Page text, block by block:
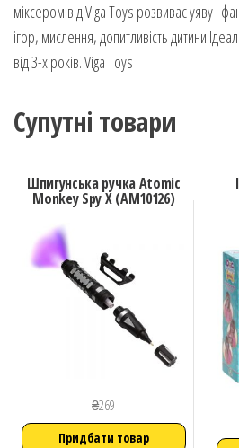
міксером від Viga Toys розвиває уяву і
ігор, мислення, допитливість
від 3-х років. Viga Toys
Супутні товари
Шпигунська ручка Atomic
Monkey Spy X (AM10126)
₴269
Придбати товар